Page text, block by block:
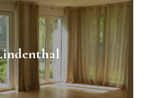
mit Garten
3
95m²
490.000 €